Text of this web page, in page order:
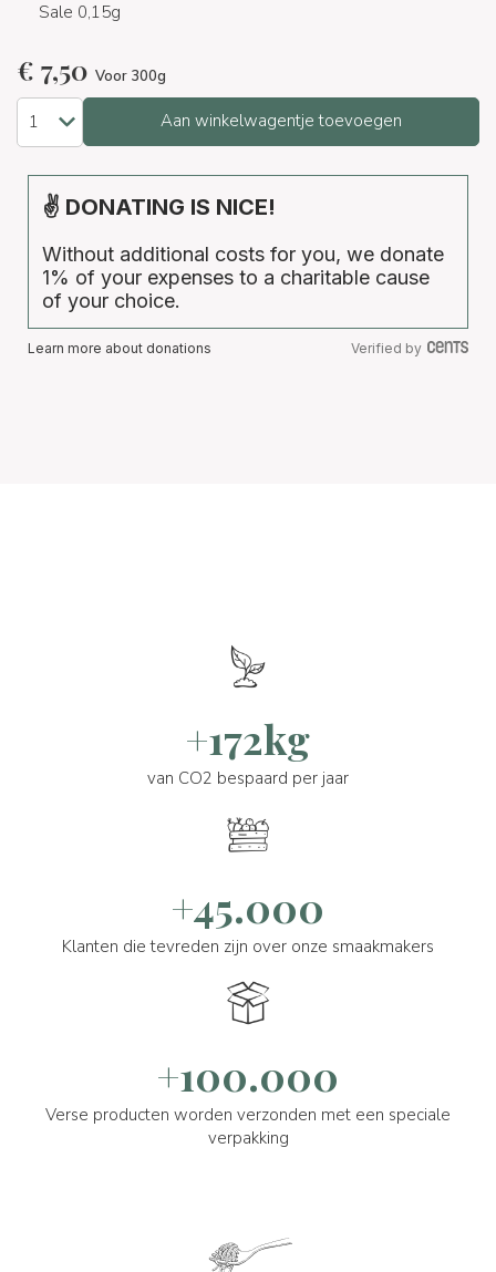
Sale 0,15g
€ 7,50 Voor 300g
Aan winkelwagentje toevoegen
✌ DONATING IS NICE!
Without additional costs for you, we donate
1% of your expenses to a charitable cause
of your choice.
Learn more about donations Verified by
+172kg
van CO2 bespaard per jaar
+45.000
Klanten die tevreden zijn over onze smaakmakers
+100.000
Verse producten worden verzonden met een speciale
verpakking